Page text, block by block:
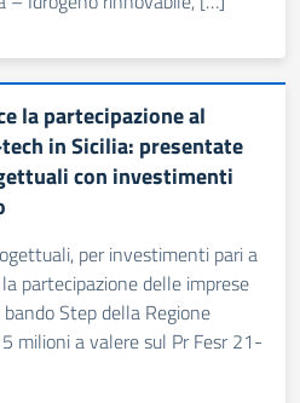
la partecipazione al
in Sicilia: presentate
con investimenti
per investimenti pari a
partecipazione delle imprese
Step della Regione
milioni a valere sul Pr Fesr 21-